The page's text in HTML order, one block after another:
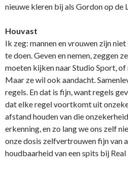
nieuwe kleren bij als Gordon op de
Houvast
Ik zeg: mannen en vrouwen zijn
te doen. Geven en nemen, zeggen
moeten kijken naar Studio Sport, of
Maar ze wil ook aandacht.
regels. En dat is fijn, want regels
dat elke regel voortkomt uit
afstand houden van die
erkenning, en zo lang we ons zelf
onze dosis zelfvertrouwen fijn van
houdbaarheid van een spits bij